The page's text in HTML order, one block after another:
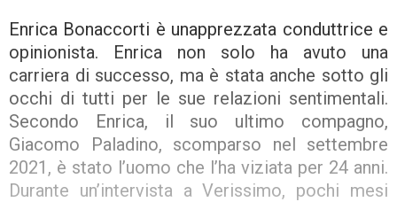
Enrica Bonaccorti è unapprezzata conduttrice e
opinionista. Enrica non solo ha avuto una
carriera di successo, ma è stata anche sotto gli
occhi di tutti per le sue relazioni sentimentali.
Secondo Enrica, il suo ultimo compagno,
Giacomo Paladino, scomparso nel settembre
2021, è stato l’uomo che l’ha viziata per 24 anni.
Durante un’intervista a Verissimo, pochi mesi